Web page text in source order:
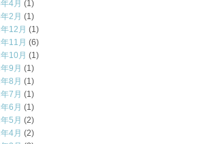
4月 (1)
2月 (1)
12月 (1)
11月 (6)
10月 (1)
9月 (1)
8月 (1)
7月 (1)
6月 (1)
5月 (2)
4月 (2)